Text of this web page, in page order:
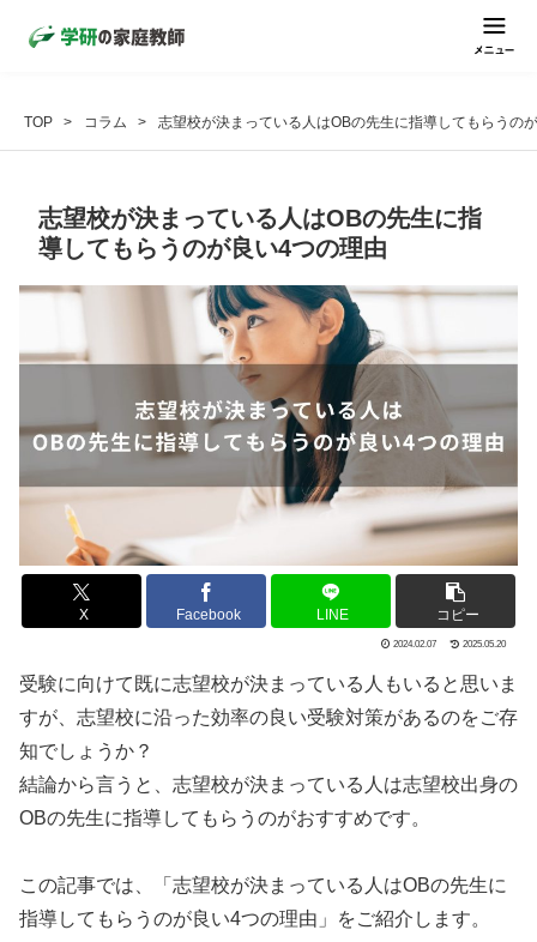
TOP コラム 志望校が決まっている人はOBの先生に指導してもらうの
志望校が決まっている人はOBの先生に指
導してもらうのが良い4つの理由
X Facebook LINE コピー
2024.02.07 2025.05.20
受験に向けて既に志望校が決まっている人もいると思いま
すが、志望校に沿った効率の良い受験対策があるのをご存
知でしょうか？
結論から言うと、志望校が決まっている人は志望校出身の
OBの先生に指導してもらうのがおすすめです。
この記事では、「志望校が決まっている人はOBの先生に
指導してもらうのが良い4つの理由」をご紹介します。